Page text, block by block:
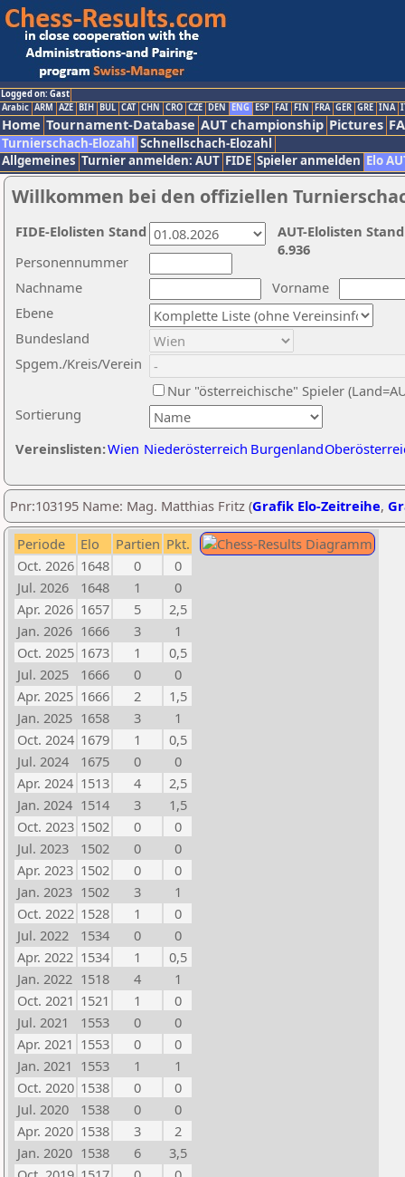
Logged on: Gast
Arabic ARM AZE BIH BUL CAT CHN CRO CZE DEN ENG ESP FAI FIN FRA GER GRE INA
Home Tournament-Database AUT championship Pictures
Turnierschach-Elozahl Schnellschach-Elozahl
Allgemeines Turnier anmelden: AUT FIDE Spieler anmelden Elo
Willkommen bei den offiziellen
Nachname
Vorname
Ebene
Sortierung
Personennummer
Bundesland
Spgem./Kreis/Verein
Nur "österreichische" Spieler
Vereinslisten:Wien Niederösterreich Burgenland
AUT-Elolisten
6.936
FIDE-Elolisten Stand
Pnr:103195 Name: Mag. Matthias Fritz (Grafik Elo-Zeitreihe,
Periode Elo Partien Pkt.
Oct. 2026 1648 0
0
Jul. 2026
1648 1
0
Apr. 2026 1657 5
2,5
Jan. 2026 1666 3
1
Oct. 2025 1673 1
0,5
Jul. 2025
1666 0
0
Apr. 2025 1666 2
1,5
Jan. 2025 1658 3
1
Oct. 2024 1679 1
0,5
Jul. 2024
1675 0
0
Apr. 2024 1513 4
2,5
Jan. 2024 1514 3
1,5
Oct. 2023 1502 0
0
Jul. 2023
1502 0
0
Apr. 2023 1502 0
0
Jan. 2023 1502 3
1
Oct. 2022 1528 1
0
Jul. 2022
1534 0
0
Apr. 2022 1534 1
0,5
Jan. 2022 1518 4
1
Oct. 2021 1521 1
0
Jul. 2021
1553 0
0
Apr. 2021 1553 0
0
Jan. 2021 1553 1
1
Oct. 2020 1538 0
0
Jul. 2020
1538 0
0
Apr. 2020 1538 3
2
Jan. 2020 1538 6
3,5